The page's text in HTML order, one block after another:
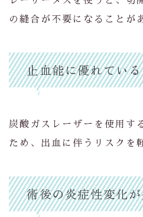
の縫合が不要になることが
止血能に優れている
炭酸ガスレーザーを使用す
ため、出血に伴うリスクを
術後の炎症性変化